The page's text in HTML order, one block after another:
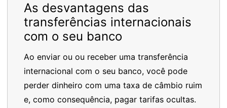
As desvantagens das
transferências internacionais
com o seu banco
Ao enviar ou ou receber uma transferência
internacional com o seu banco, você pode
perder dinheiro com uma taxa de câmbio ruim
e, como consequência, pagar tarifas ocultas.